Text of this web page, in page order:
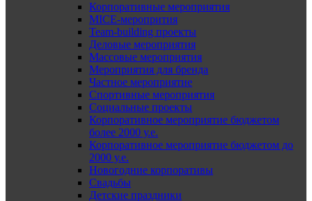
Корпоративные мероприятия
MICE-меропрития
Team-building проекты
Деловые мероприятия
Массовые мероприятия
Мероприятия для бренда
Частное мероприятие
Спортивные мероприятия
Социальные проекты
Корпоративное мероприятие бюджетом
более 2000 у.е.
Корпоративное мероприятие бюджетом до
2000 у.е.
Новогодние корпоративы
Свадьбы
Детские праздники